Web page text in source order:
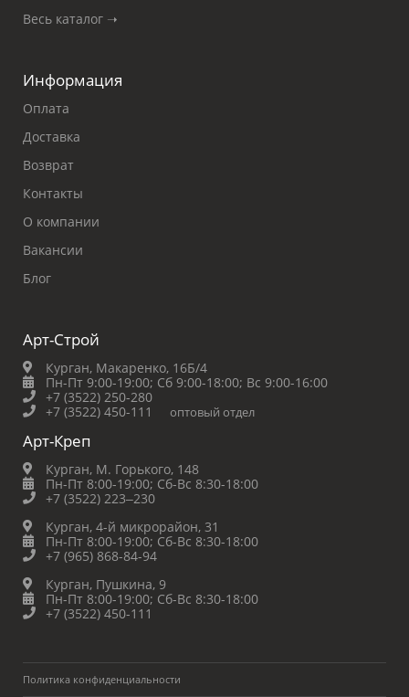
Весь каталог ➝
Информация
Оплата
Доставка
Возврат
Контакты
О компании
Вакансии
Блог
Арт-Строй
Курган, Макаренко, 16Б/4
Пн-Пт 9:00-19:00; Сб 9:00-18:00; Вс 9:00-16:00
+7 (3522) 250-280
+7 (3522) 450-111
оптовый отдел
Арт-Креп
Курган, М. Горького, 148
Пн-Пт 8:00-19:00; Сб-Вс 8:30-18:00
+7 (3522) 223‒230
Курган, 4-й микрорайон, 31
Пн-Пт 8:00-19:00; Сб-Вс 8:30-18:00
+7 (965) 868-84-94
Курган, Пушкина, 9
Пн-Пт 8:00-19:00; Сб-Вс 8:30-18:00
+7 (3522) 450-111
Политика конфиденциальности